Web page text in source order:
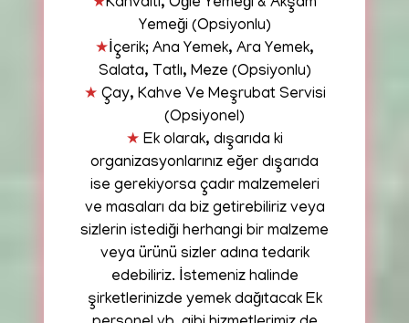
★Kahvaltı, Öğle Yemeği & Akşam
Yemeği (Opsiyonlu)
★İçerik; Ana Yemek, Ara Yemek,
Salata, Tatlı, Meze (Opsiyonlu)
★ Çay, Kahve Ve Meşrubat Servisi
(Opsiyonel)
★ Ek olarak, dışarıda ki
organizasyonlarınız eğer dışarıda
ise gerekiyorsa çadır malzemeleri
ve masaları da biz getirebiliriz veya
sizlerin istediği herhangi bir malzeme
veya ürünü sizler adına tedarik
edebiliriz. İstemeniz halinde
şirketlerinizde yemek dağıtacak Ek